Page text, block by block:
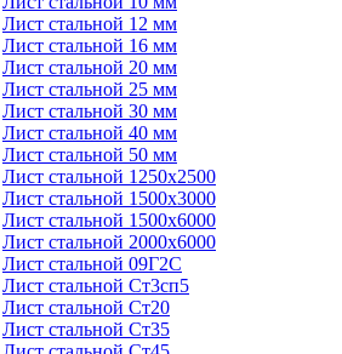
Лист стальной 12 мм
Лист стальной 16 мм
Лист стальной 20 мм
Лист стальной 25 мм
Лист стальной 30 мм
Лист стальной 40 мм
Лист стальной 50 мм
Лист стальной 1250х2500
Лист стальной 1500х3000
Лист стальной 1500х6000
Лист стальной 2000х6000
Лист стальной 09Г2С
Лист стальной Ст3сп5
Лист стальной Ст20
Лист стальной Ст35